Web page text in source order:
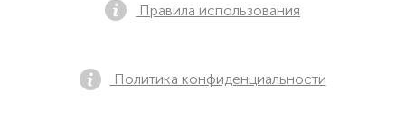
Правила использования
Политика конфиденциальности